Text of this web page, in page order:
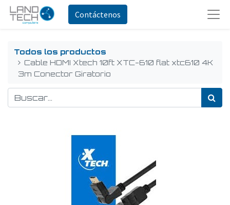
Contáctenos
Todos los productos
Cable HDMI Xtech 10ft XTC-610 flat xtc610 4K
3m Conector Giratorio